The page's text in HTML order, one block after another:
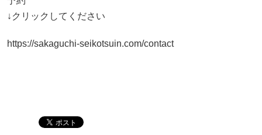
足首 ストレッチで柔軟＆血流UP｜自宅で